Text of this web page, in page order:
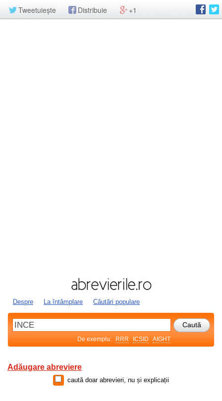
Tweetuiește Distribuie +1
Despre La întâmplare Căutări populare
De exemplu: RRR ICSID AIGHT
Adăugare abreviere
caută doar abrevieri, nu și explicații